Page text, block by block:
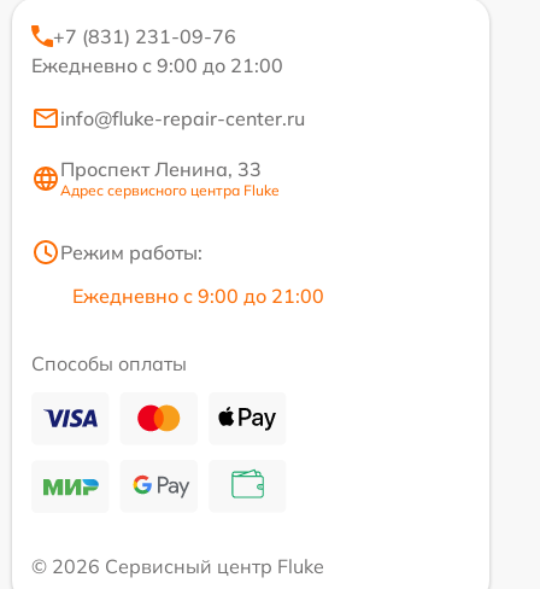
+7 (831) 231-09-76
Ежедневно с 9:00 до 21:00
info@fluke-repair-center.ru
Проспект Ленина, 33
Адрес сервисного центра Fluke
Режим работы:
Ежедневно с 9:00 до 21:00
Способы оплаты
© 2026 Сервисный центр Fluke